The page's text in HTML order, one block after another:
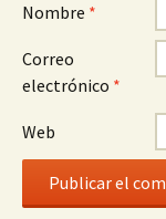
Nombre *
Correo
electrónico *
Web